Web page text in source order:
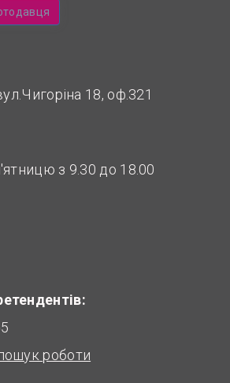
18, оф.321
з 9.30 до 18.00
роботи